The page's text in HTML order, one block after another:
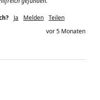
Ja Melden Teilen
vor 5 Monaten